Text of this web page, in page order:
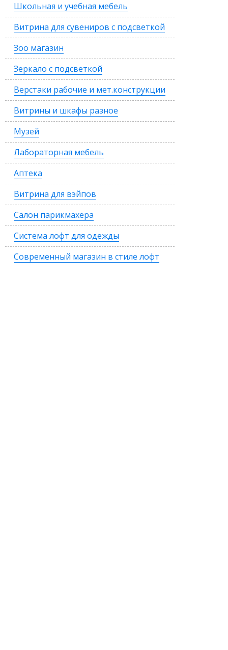
Школьная и учебная мебель
Витрина для сувениров с подсветкой
Зоо магазин
Зеркало с подсветкой
Верстаки рабочие и мет.конструкции
Витрины и шкафы разное
Музей
Лабораторная мебель
Аптека
Витрина для вэйпов
Салон парикмахера
Система лофт для одежды
Современный магазин в стиле лофт